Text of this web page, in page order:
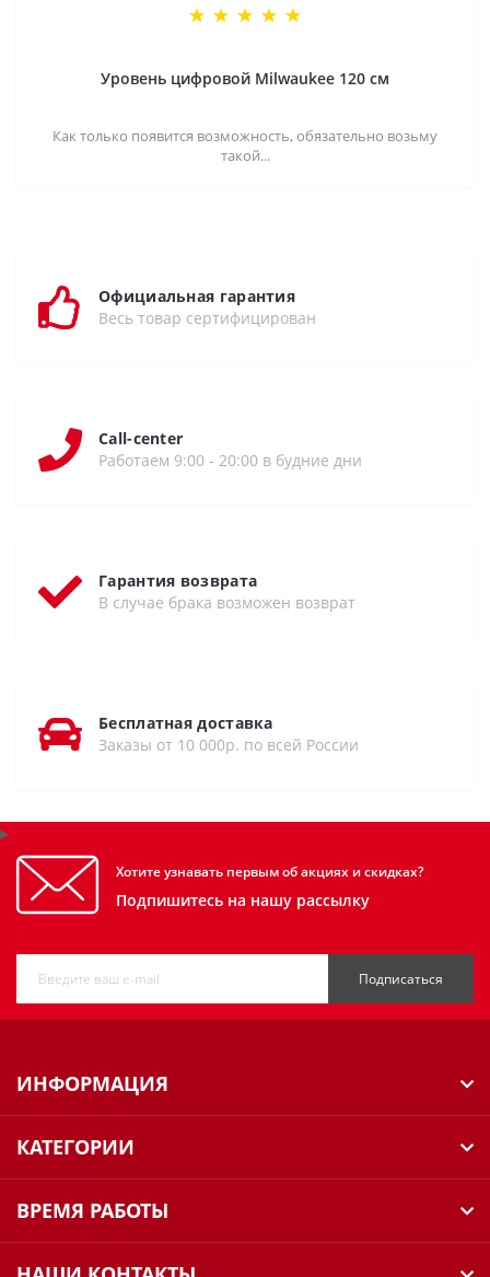
Уровень цифровой Milwaukee 120 см
Как только появится возможность, обязательно возьму
такой...
Официальная гарантия
Весь товар сертифицирован
Call-center
Работаем 9:00 - 20:00 в будние дни
Гарантия возврата
В случае брака возможен возврат
Бесплатная доставка
Заказы от 10 000р. по всей России
Хотите узнавать первым об акциях и скидках?
Подпишитесь на нашу рассылку
Подписаться
ИНФОРМАЦИЯ
КАТЕГОРИИ
ВРЕМЯ РАБОТЫ